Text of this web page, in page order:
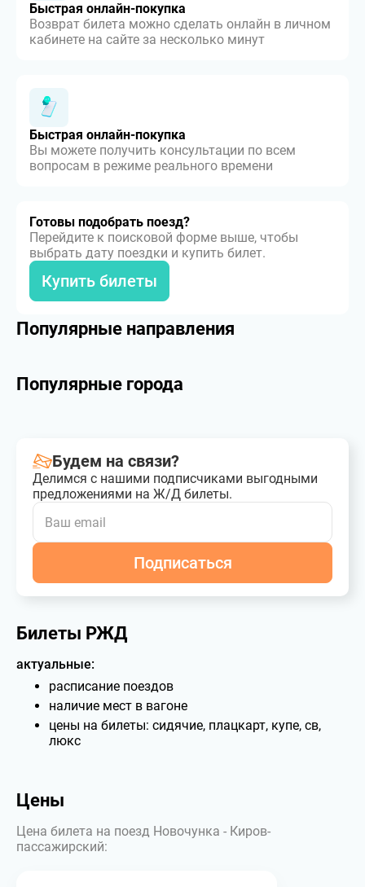
Быстрая онлайн-покупка
Возврат билета можно сделать онлайн в личном
кабинете на сайте за несколько минут
Быстрая онлайн-покупка
Вы можете получить консультации по всем
вопросам в режиме реального времени
Готовы подобрать поезд?
Перейдите к поисковой форме выше, чтобы
выбрать дату поездки и купить билет.
Купить билеты
Популярные направления
Популярные города
Будем на связи?
Делимся с нашими подписчиками выгодными
предложениями на Ж/Д билеты.
Подписаться
Билеты РЖД
актуальные:
расписание поездов
наличие мест в вагоне
цены на билеты: сидячие, плацкарт, купе, св,
люкс
Цены
Цена билета на поезд Новочунка - Киров-
пассажирский: